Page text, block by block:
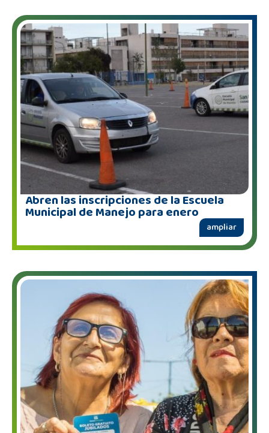
Abren las inscripciones de la Escuela
Municipal de Manejo para enero
ampliar